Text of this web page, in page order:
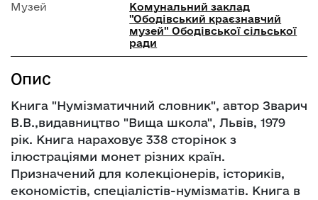
Музей
Комунальний заклад
"Ободівський краєзнавчий
музей" Ободівської сільської
ради
Опис
Книга "Нумізматичний словник", автор Зварич
В.В.,видавництво "Вища школа", Львів, 1979
рік. Книга нараховує 338 сторінок з
ілюстраціями монет різних країн.
Призначений для колекціонерів, істориків,
економістів, спеціалістів-нумізматів. Книга в